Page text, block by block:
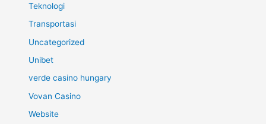
Teknologi
Transportasi
Uncategorized
Unibet
verde casino hungary
Vovan Casino
Website